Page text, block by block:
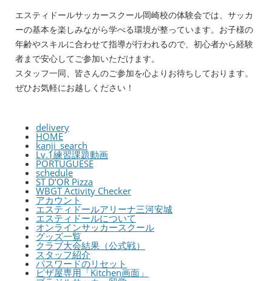
エスティドールサッカースクール岡崎校の体験会では、サッカ
ーの基本を楽しみながら学べる環境が整っています。お子様の
年齢やスキルに合わせて指導が行われるので、初心者から経験
者まで安心してご参加いただけます。
スタッフ一同、皆さんのご参加を心よりお待ちしております。
ぜひお気軽にお越しください！
delivery
HOME
kanji_search
Lv.1練習課題動画
PORTUGUESE
schedule
ST D’OR Pizza
WBGT Activity Checker
アカウント
エスティドールアリーナ三河安城
エスティドールについて
オンラインサッカースクール
グッズ一覧
クラブ大会結果（公式戦）
スタッフ紹介
パスワードのリセット
ピザ屋専用「Kitchen画面」